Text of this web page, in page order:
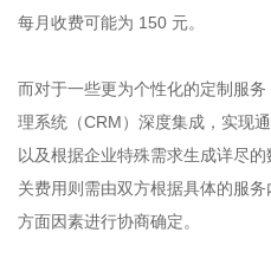
每月收费可能为 150 元。
而对于一些更为个性化的定制服
理系统（CRM）深度集成，实现
以及根据企业特殊需求生成详尽
关费用则需由双方根据具体的服
方面因素进行协商确定。